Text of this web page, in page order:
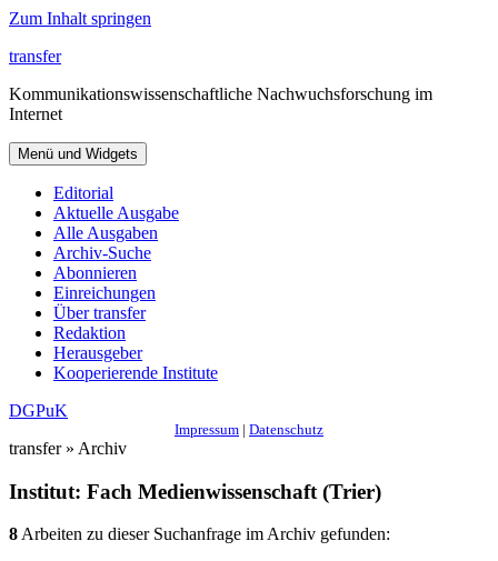
Zum Inhalt springen
transfer
Kommunikationswissenschaftliche Nachwuchsforschung im
Internet
Menü und Widgets
Editorial
Aktuelle Ausgabe
Alle Ausgaben
Archiv-Suche
Abonnieren
Einreichungen
Über transfer
Redaktion
Herausgeber
Kooperierende Institute
DGPuK
Impressum | Datenschutz
transfer » Archiv
Institut: Fach Medienwissenschaft (Trier)
8Arbeiten zu dieser Suchanfrage im Archiv gefunden: